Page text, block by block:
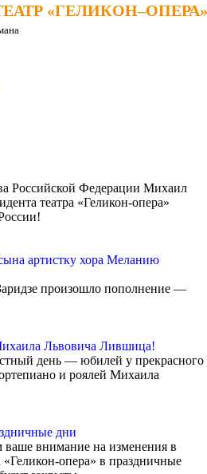
«ГЕЛИКОН–ОПЕРА»
«ГЕЛИКОН–ОПЕРА»
Российской Федерации Михаил
театра «Геликон-опера»
артистку хора Меланию
произошло пополнение —
Львовича Лившица!
день — юбилей у прекрасного
и роялей Михаила
дни
ваше внимание на изменения в
«Геликон-опера» в праздничные